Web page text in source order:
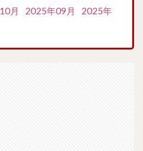
月 2025年09月
2025年